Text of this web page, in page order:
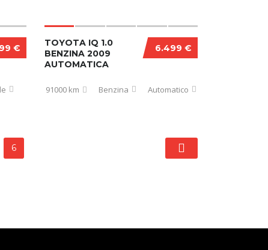
€ 6.499 €
TOYOTA IQ 1.0
BENZINA 2009
AUTOMATICA
91000 km Benzina Automatico
6